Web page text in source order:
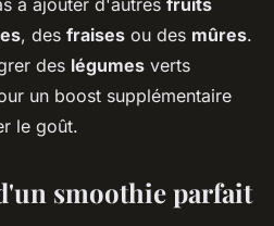
à ajouter d'autres fruits
, des fraises ou des mûres.
des légumes verts
un boost supplémentaire
le goût.
smoothie parfait